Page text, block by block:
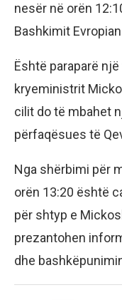
nesër në orën
Bashkimit
Është paraparë
kryeministrit
cilit do të mbahet
përfaqësues të
Nga shërbimi për
orën 13:20 është
për shtyp e
prezantohen
dhe